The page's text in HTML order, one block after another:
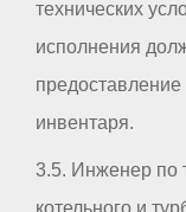
технических
исполнения
инвентаря.
3.5. Инженер по
котельного и